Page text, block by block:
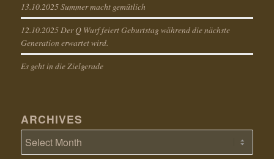
13.10.2025 Summer macht gemütlich
12.10.2025 Der Q Wurf feiert Geburtstag während die nächste
Generation erwartet wird.
Es geht in die Zielgerade
ARCHIVES